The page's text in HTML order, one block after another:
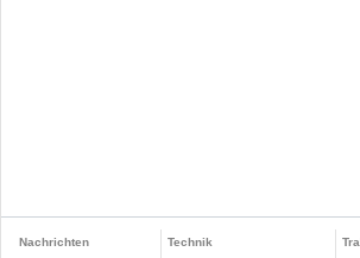
Nachrichten
Technik